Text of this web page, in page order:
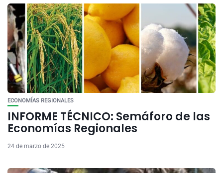
ECONOMÍAS REGIONALES
INFORME TÉCNICO: Semáforo de las
Economías Regionales
24 de marzo de 2025